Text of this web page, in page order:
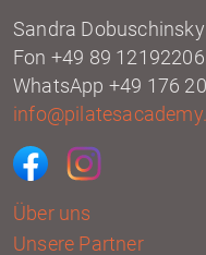
Sandra Dobuschinsky
Fon +49 89 12192206
WhatsApp +49 176
Über uns
Unsere Partner